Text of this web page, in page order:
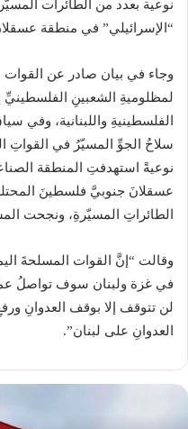
نوعية بعدد من الطائرات
“الإسرائيلي” في منطقة
وجاء في بيان صادر عن القوات
لمظلوميةِ الشعبينِ الفلسطينيِّ
الفلسطينيةِ واللبنانية، وفي
سلاحُ الجوِّ المسيّرُ في القواتِ
نوعيةً استهدفتِ المنطقة
عسقلانَ جنوبيَّ فلسطينَ
الطائراتِ المسيّرةِ، ونجحت
وقالت “إنَّ القوات المسلحةَ
في غزة ولبنان سوف تواصلُ
لن تتوقف إلا بوقف العدوانِ
العدوانِ على لبنان”.